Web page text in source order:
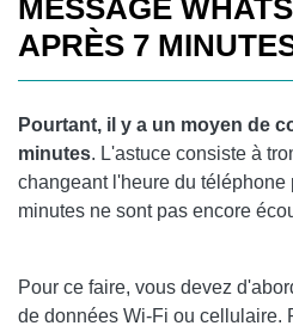
MESSAGE
APRÈS 7
Pourtant, il y a un moyen de
minutes. L'astuce consiste à
changeant l'heure du
minutes ne sont pas encore
Pour ce faire, vous devez
de données Wi-Fi ou cellulaire.